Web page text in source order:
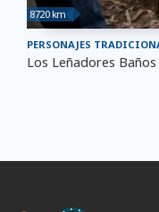
8720 km
PERSONAJES
Los Leñadores Baños